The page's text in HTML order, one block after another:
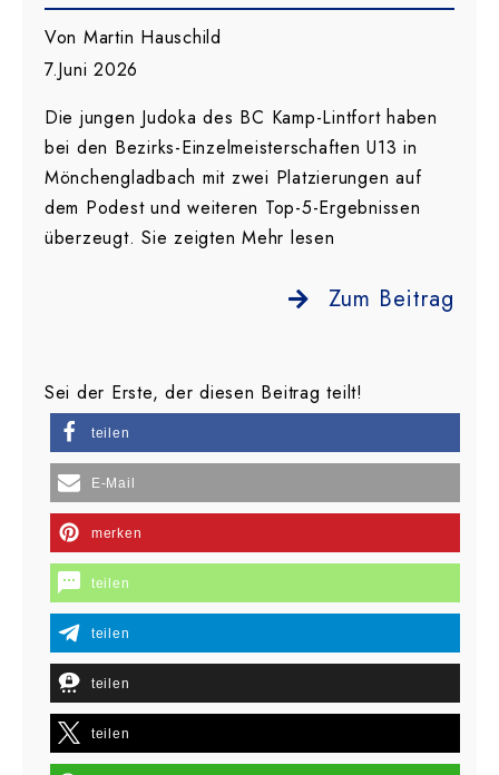
Von Martin Hauschild
7.Juni 2026
Die jungen Judoka des BC Kamp-Lintfort haben
bei den Bezirks-Einzelmeisterschaften U13 in
Mönchengladbach mit zwei Platzierungen auf
dem Podest und weiteren Top-5-Ergebnissen
überzeugt. Sie zeigten Mehr lesen
Zum Beitrag
Sei der Erste, der diesen Beitrag teilt!
teilen
E-Mail
merken
teilen
teilen
teilen
teilen